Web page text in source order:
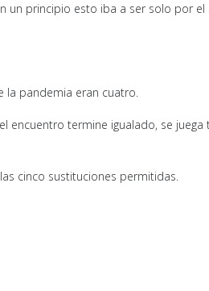
un principio esto iba a ser solo por el
la pandemia eran cuatro.
encuentro termine igualado, se juega
cinco sustituciones permitidas.